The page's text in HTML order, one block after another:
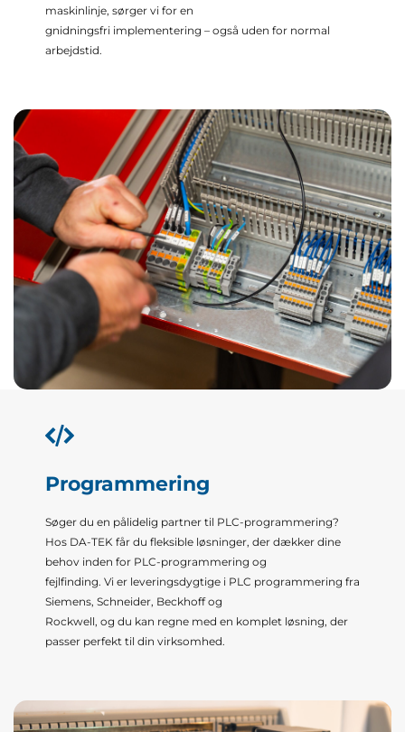
maskinlinje, sørger vi for en
gnidningsfri implementering – også uden for normal
arbejdstid.
Programmering
Søger du en pålidelig partner til PLC-programmering?
Hos DA-TEK får du fleksible løsninger, der dækker dine
behov inden for PLC-programmering og
fejlfinding. Vi er leveringsdygtige i PLC programmering fra
Siemens, Schneider, Beckhoff og
Rockwell, og du kan regne med en komplet løsning, der
passer perfekt til din virksomhed.